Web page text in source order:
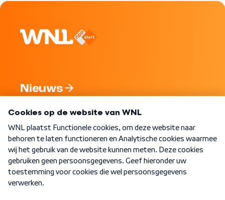
Nieuws
Nieuwsbrief
Word Lid